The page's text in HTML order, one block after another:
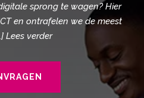
sprong te wagen? Hier
en ontrafelen we de meest
Lees verder